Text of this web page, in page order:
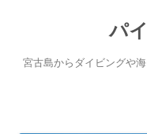
パ
宮古島からダイビングや